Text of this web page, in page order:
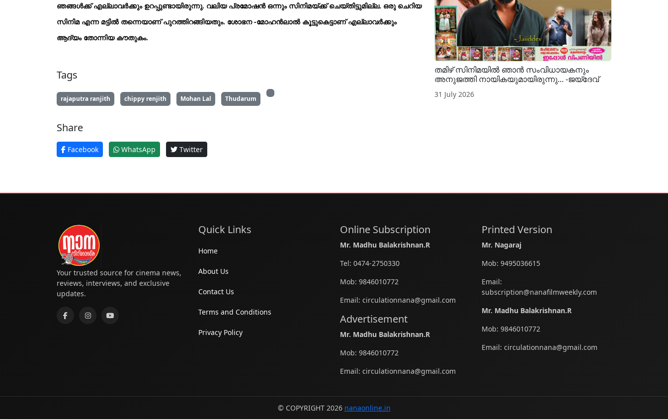
ഞങ്ങള്‍ക്ക് എല്ലാവര്‍ക്കും ഉറപ്പുണ്ടായിരുന്നു. വലിയ പ്രമോഷന്‍ ഒന്നും സിനിമയ്ക്ക് ചെയ്തിട്ടുമില്ല. ഒരു ചെറിയ
സിനിമ എന്ന മട്ടില്‍ തന്നെയാണ് പുറത്തിറങ്ങിയതും. ശോഭന -മോഹന്‍ലാല്‍ കൂട്ടുകെട്ടാണ് എല്ലാവര്‍ക്കും
ആദ്യം തോന്നിയ കൗതുകം.
Tags
rajaputra ranjith chippy renjith Mohan Lal Thudarum
Share
Facebook WhatsApp Twitter
തമിഴ് സിനിമയില്‍ ഞാന്‍ സംവിധായകനും
അനുജത്തി നായികയുമായിരുന്നു... -ജയ്ദേവ്
31 July 2026
Your trusted source for cinema news,
reviews, interviews, and exclusive
updates.
Quick Links
Home
About Us
Contact Us
Terms and Conditions
Privacy Policy
Online Subscription
Mr. Madhu Balakrishnan.R
Tel: 0474-2750330
Mob: 9846010772
Email: circulationnana@gmail.com
Advertisement
Mr. Madhu Balakrishnan.R
Mob: 9846010772
Email: circulationnana@gmail.com
Printed Version
Mr. Nagaraj
Mob: 9495036615
Email:
subscription@nanafilmweekly.com
Mr. Madhu Balakrishnan.R
Mob: 9846010772
Email: circulationnana@gmail.com
© COPYRIGHT 2026 nanaonline.in